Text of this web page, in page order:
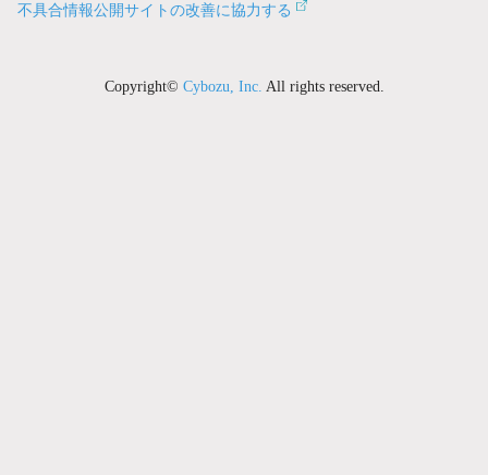
不具合情報公開サイトの改善に協力する
Copyright© Cybozu, Inc. All rights reserved.